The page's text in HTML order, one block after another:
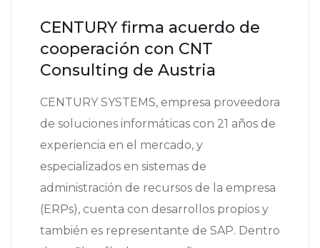
CENTURY firma acuerdo de
cooperación con CNT
Consulting de Austria
CENTURY SYSTEMS, empresa proveedora
de soluciones informáticas con 21 años de
experiencia en el mercado, y
especializados en sistemas de
administración de recursos de la empresa
(ERPs), cuenta con desarrollos propios y
también es representante de SAP. Dentro